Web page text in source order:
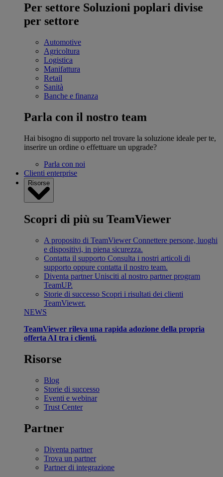
Per settore Soluzioni poplari divise
per settore
Automotive
Agricoltura
Logistica
Manifattura
Retail
Sanità
Banche e finanza
Parla con il nostro team
Hai bisogno di supporto nel trovare la soluzione ideale per te,
inserire un ordine o effettuare un upgrade?
Parla con noi
Clienti enterprise
Risorse
Scopri di più su TeamViewer
A proposito di TeamViewer Connettere persone, luoghi
e dispositivi, in piena sicurezza.
Contatta il supporto Consulta i nostri articoli di
supporto oppure contatta il nostro team.
Diventa partner Unisciti al nostro partner program
TeamUP.
Storie di successo Scopri i risultati dei clienti
TeamViewer.
NEWS
TeamViewer rileva una rapida adozione della propria
offerta AI tra i clienti.
Risorse
Blog
Storie di successo
Eventi e webinar
Trust Center
Partner
Diventa partner
Trova un partner
Partner di integrazione